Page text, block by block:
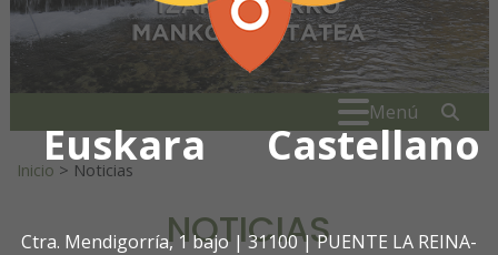
Euskara Castellano
Ctra. Mendigorría, 1 bajo | 31100 | PUENTE LA REINA-
Menú
Inicio > Noticias
NOTICIAS